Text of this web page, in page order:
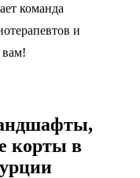
команда
и
корты в